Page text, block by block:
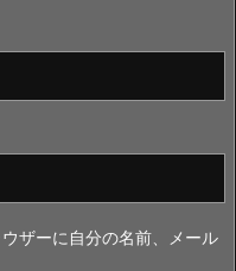
ザーに自分の名前、メール